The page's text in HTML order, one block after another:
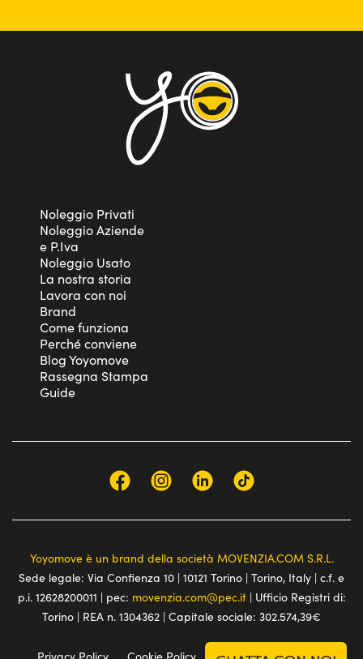
Noleggio Privati
Noleggio Aziende
e P.Iva
Noleggio Usato
La nostra storia
Lavora con noi
Brand
Come funziona
Perché conviene
Blog Yoyomove
Rassegna Stampa
Guide
Yoyomove è un brand della società MOVENZIA.COM S.R.L.
Sede legale: Via Confienza 10 | 10121 Torino | Torino, Italy | c.f. e
p.i. 12628200011 | pec: movenzia.com@pec.it| Ufficio Registri di:
Torino | REA n. 1304362 | Capitale sociale: 302.574,39€
Privacy Policy Cookie Policy Terms and conditions